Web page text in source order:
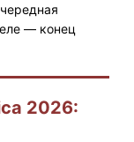
— конец
2026: